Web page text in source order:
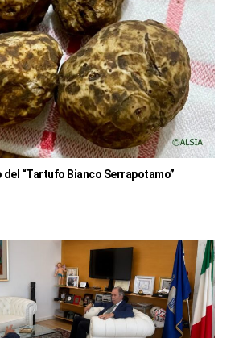
del “Tartufo Bianco Serrapotamo”